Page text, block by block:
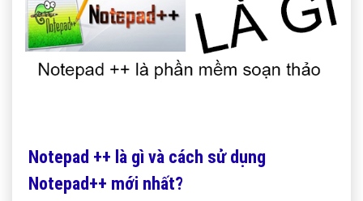
Notepad ++ là gì và cách sử dụng
Notepad++ mới nhất?